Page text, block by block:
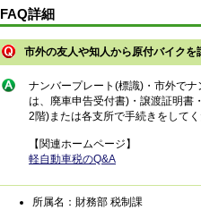
FAQ詳細
市外の友人や知人から原付バイクを
ナンバープレート(標識)・市外で
は、廃車申告受付書)・譲渡証明書
2階)または各支所で手続きをしてく
【関連ホームページ】
軽自動車税のQ&A
所属名：財務部 税制課